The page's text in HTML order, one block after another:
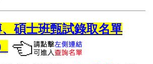
碩士班甄試錄取名單